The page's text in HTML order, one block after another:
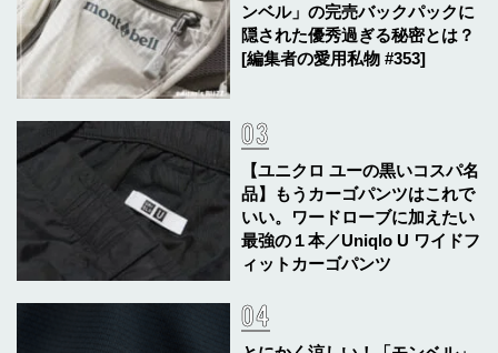
ンベル」の完売バックパックに
隠された優秀過ぎる秘密とは？
[編集者の愛用私物 #353]
【ユニクロ ユーの黒いコスパ名
品】もうカーゴパンツはこれで
いい。ワードローブに加えたい
最強の１本／Uniqlo U ワイドフ
ィットカーゴパンツ